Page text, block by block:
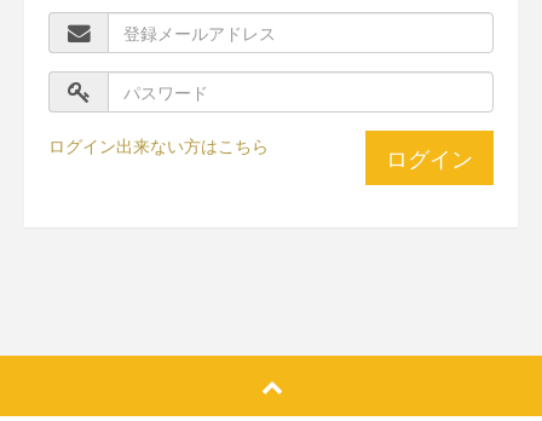
ログイン
ログイン出来ない方はこちら